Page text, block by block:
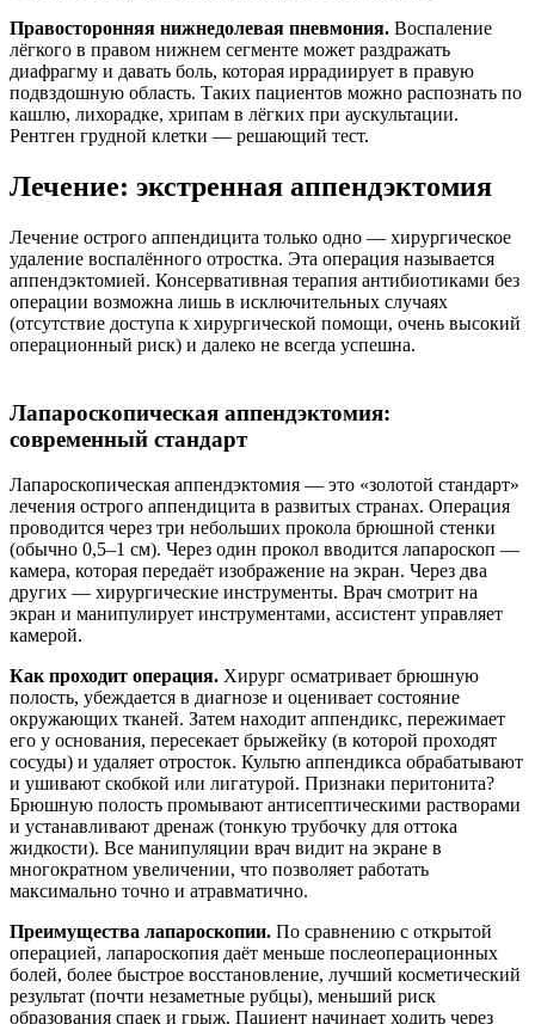
Правосторонняя нижнедолевая пневмония. Воспаление
лёгкого в правом нижнем сегменте может раздражать
диафрагму и давать боль, которая иррадиирует в правую
подвздошную область. Таких пациентов можно распознать по
кашлю, лихорадке, хрипам в лёгких при аускультации.
Рентген грудной клетки — решающий тест.
Лечение: экстренная аппендэктомия
Лечение острого аппендицита только одно — хирургическое
удаление воспалённого отростка. Эта операция называется
аппендэктомией. Консервативная терапия антибиотиками без
операции возможна лишь в исключительных случаях
(отсутствие доступа к хирургической помощи, очень высокий
операционный риск) и далеко не всегда успешна.
Лапароскопическая аппендэктомия:
современный стандарт
Лапароскопическая аппендэктомия — это «золотой стандарт»
лечения острого аппендицита в развитых странах. Операция
проводится через три небольших прокола брюшной стенки
(обычно 0,5–1 см). Через один прокол вводится лапароскоп —
камера, которая передаёт изображение на экран. Через два
других — хирургические инструменты. Врач смотрит на
экран и манипулирует инструментами, ассистент управляет
камерой.
Как проходит операция. Хирург осматривает брюшную
полость, убеждается в диагнозе и оценивает состояние
окружающих тканей. Затем находит аппендикс, пережимает
его у основания, пересекает брыжейку (в которой проходят
сосуды) и удаляет отросток. Культю аппендикса обрабатывают
и ушивают скобкой или лигатурой. Признаки перитонита?
Брюшную полость промывают антисептическими растворами
и устанавливают дренаж (тонкую трубочку для оттока
жидкости). Все манипуляции врач видит на экране в
многократном увеличении, что позволяет работать
максимально точно и атравматично.
Преимущества лапароскопии. По сравнению с открытой
операцией, лапароскопия даёт меньше послеоперационных
болей, более быстрое восстановление, лучший косметический
результат (почти незаметные рубцы), меньший риск
образования спаек и грыж. Пациент начинает ходить через